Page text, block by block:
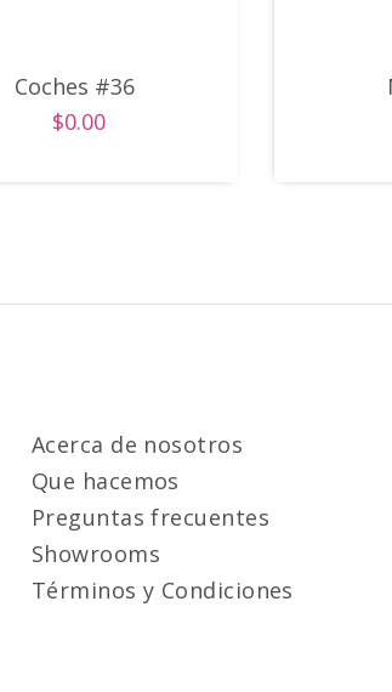
Coches #36
$0.00
Acerca de nosotros
Que hacemos
Preguntas frecuentes
Showrooms
Términos y Condiciones